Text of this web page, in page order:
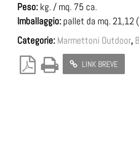
Peso: kg. / mq. 75 ca.
Imballaggio: pallet da mq. 21,12
Categorie: Marmettoni Outdoor,
LINK BREVE